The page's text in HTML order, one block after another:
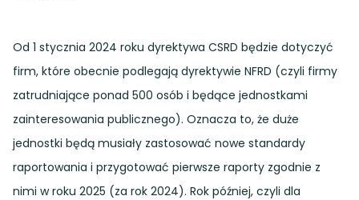
Od 1 stycznia 2024 roku dyrektywa CSRD będzie dotyczyć
firm, które obecnie podlegają dyrektywie NFRD (czyli firmy
zatrudniające ponad 500 osób i będące jednostkami
zainteresowania publicznego). Oznacza to, że duże
jednostki będą musiały zastosować nowe standardy
raportowania i przygotować pierwsze raporty zgodnie z
nimi w roku 2025 (za rok 2024). Rok później, czyli dla